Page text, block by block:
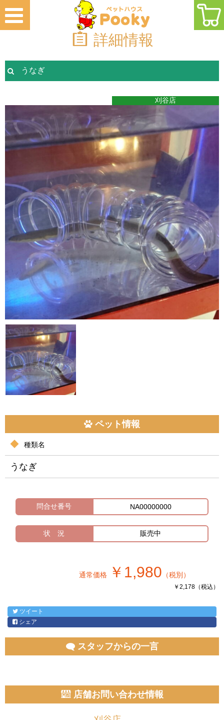
詳細情報
うなぎ
刈谷店
ペット情報
種類名
うなぎ
問合せ番号 NA00000000
状 況 販売中
通常価格 ￥1,980 （税別）
￥2,178（税込）
ツイート
シェア
スタッフからの一言
店舗お問い合わせ情報